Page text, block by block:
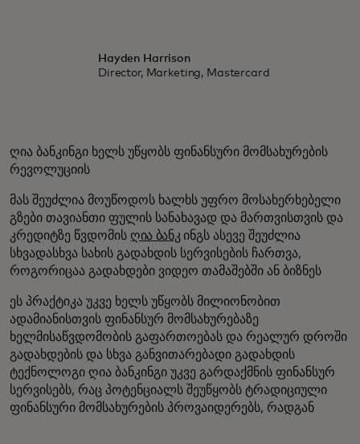
Hayden Harrison
Director, Marketing, Mastercard
ღია ბანკინგი ხელს უწყობს ფინანსური მომსახურების
რევოლუციის
მას შეუძლია მოუწოდოს ხალხს უფრო მოსახერხებელი
გზები თავიანთი ფულის სანახავად და მართვისთვის და
კრედიტზე წვდომის ღია ბანკ ინგს ასევე შეუძლია
სხვადასხვა სახის გადახდის სერვისების ჩართვა,
როგორიცაა გადახდები ვიდეო თამაშებში ან ბიზნეს
ეს პრაქტიკა უკვე ხელს უწყობს მილიონობით
ადამიანისთვის ფინანსურ მომსახურებაზე
ხელმისაწვდომობის გაფართოებას და რეალურ დროში
გადახდების და სხვა განვითარებადი გადახდის
ტექნოლოგი ღია ბანკინგი უკვე გარდაქმნის ფინანსურ
სერვისებს, რაც პოტენციალს შეუწყობს ტრადიციული
ფინანსური მომსახურების პროვაიდერებს, რადგან